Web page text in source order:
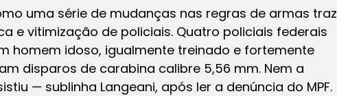
uma série de mudanças nas regras de armas traz
e vitimização de policiais. Quatro policiais federais
homem idoso, igualmente treinado e fortemente
disparos de carabina calibre 5,56 mm. Nem a
— sublinha Langeani, após ler a denúncia do MPF.